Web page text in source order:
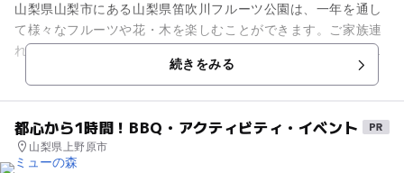
山梨県山梨市にある山梨県笛吹川フルーツ公園は、一年を通し
て様々なフルーツや花・木を楽しむことができます。ご家族連
れには、広場や遊具、また、敷地を巡回するロードトレイン
と、楽しみどころが盛りだくさ...
続きをみる
都心から1時間！BBQ・アクティビティ・イベント
山梨県上野原市